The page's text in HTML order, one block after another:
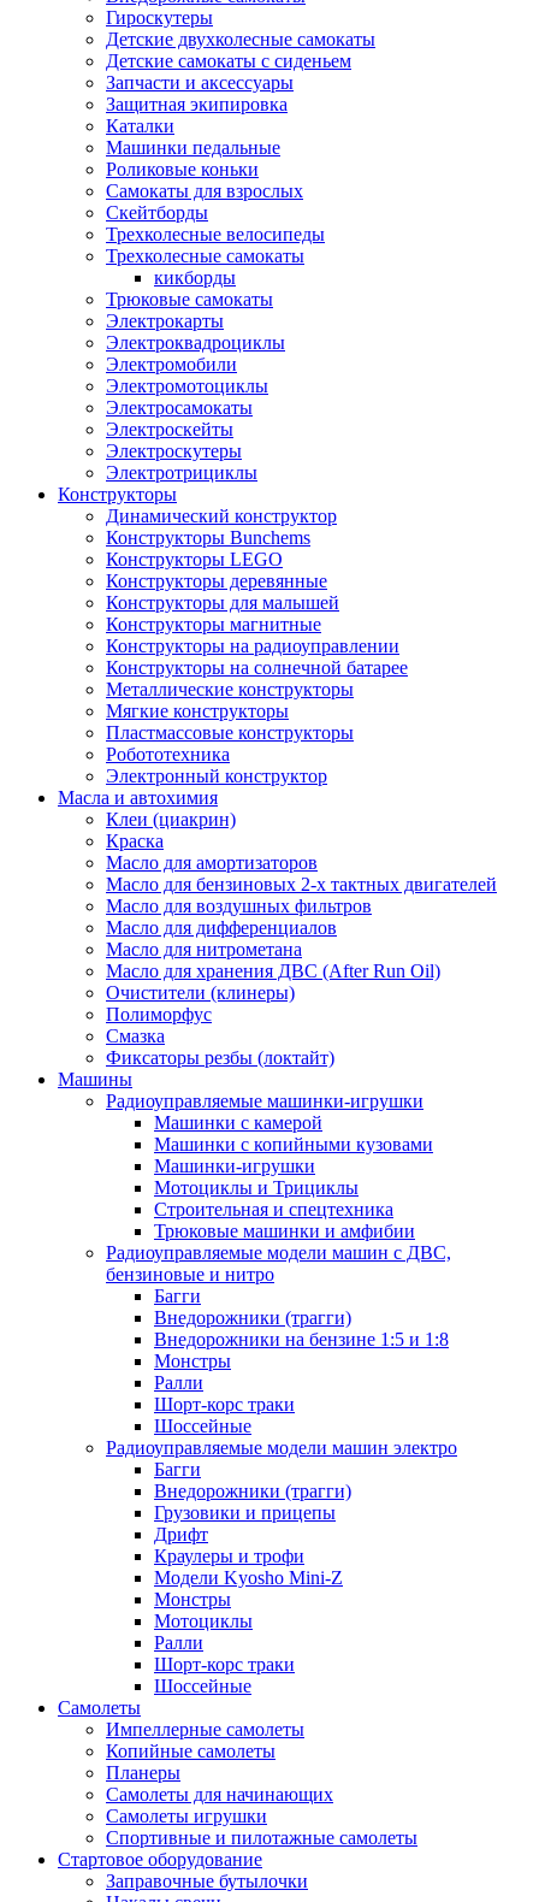
Гироскутеры
Детские двухколесные самокаты
Детские самокаты с сиденьем
Запчасти и аксессуары
Защитная экипировка
Каталки
Машинки педальные
Роликовые коньки
Самокаты для взрослых
Скейтборды
Трехколесные велосипеды
Трехколесные самокаты
кикборды
Трюковые самокаты
Электрокарты
Электроквадроциклы
Электромобили
Электромотоциклы
Электросамокаты
Электроскейты
Электроскутеры
Электротрициклы
Конструкторы
Динамический конструктор
Конструкторы Bunchems
Конструкторы LEGO
Конструкторы деревянные
Конструкторы для малышей
Конструкторы магнитные
Конструкторы на радиоуправлении
Конструкторы на солнечной батарее
Металлические конструкторы
Мягкие конструкторы
Пластмассовые конструкторы
Робототехника
Электронный конструктор
Масла и автохимия
Клеи (циакрин)
Краска
Масло для амортизаторов
Масло для бензиновых 2-х тактных двигателей
Масло для воздушных фильтров
Масло для дифференциалов
Масло для нитрометана
Масло для хранения ДВС (After Run Oil)
Очистители (клинеры)
Полиморфус
Смазка
Фиксаторы резбы (локтайт)
Машины
Радиоуправляемые машинки-игрушки
Машинки с камерой
Машинки с копийными кузовами
Машинки-игрушки
Мотоциклы и Трициклы
Строительная и спецтехника
Трюковые машинки и амфибии
Радиоуправляемые модели машин с ДВС,
бензиновые и нитро
Багги
Внедорожники (трагги)
Внедорожники на бензине 1:5 и 1:8
Монстры
Ралли
Шорт-корс траки
Шоссейные
Радиоуправляемые модели машин электро
Багги
Внедорожники (трагги)
Грузовики и прицепы
Дрифт
Краулеры и трофи
Модели Kyosho Mini-Z
Монстры
Мотоциклы
Ралли
Шорт-корс траки
Шоссейные
Самолеты
Импеллерные самолеты
Копийные самолеты
Планеры
Самолеты для начинающих
Самолеты игрушки
Спортивные и пилотажные самолеты
Стартовое оборудование
Заправочные бутылочки